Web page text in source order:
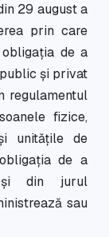
29 august a
prin care
de a
și privat
regulamentul
fizice,
unitățile de
de a
și din jurul
sau